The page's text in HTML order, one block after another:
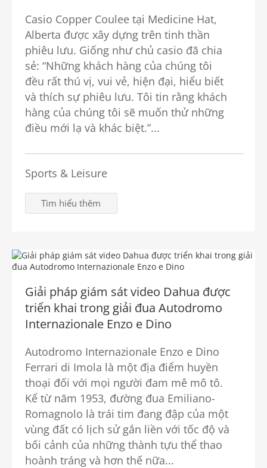
Casio Copper Coulee tại Medicine Hat,
Alberta được xây dựng trên tinh thần
phiêu lưu. Giống như chủ casio đã chia
sẻ: “Những khách hàng của chúng tôi
đều rất thú vị, vui vẻ, hiện đại, hiểu biết
và thích sự phiêu lưu. Tôi tin rằng khách
hàng của chúng tôi sẽ muốn thử những
điều mới lạ và khác biệt.”...
Sports & Leisure
Tìm hiểu thêm
Giải pháp giám sát video Dahua được
triển khai trong giải đua Autodromo
Internazionale Enzo e Dino
Autodromo Internazionale Enzo e Dino
Ferrari di Imola là một địa điểm huyền
thoại đối với mọi người đam mê mô tô.
Kể từ năm 1953, đường đua Emiliano-
Romagnolo là trái tim đang đập của một
vùng đất có lịch sử gắn liền với tốc độ và
bối cảnh của những thành tựu thể thao
hoành tráng và hơn thế nữa...